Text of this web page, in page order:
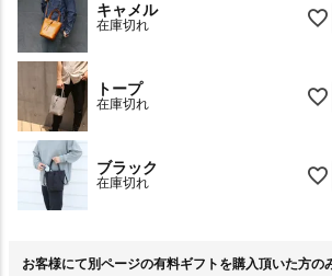
キャメル
在庫切れ
トープ
在庫切れ
ブラック
在庫切れ
お客様にて別ページの有料ギフトを購入頂いた方の